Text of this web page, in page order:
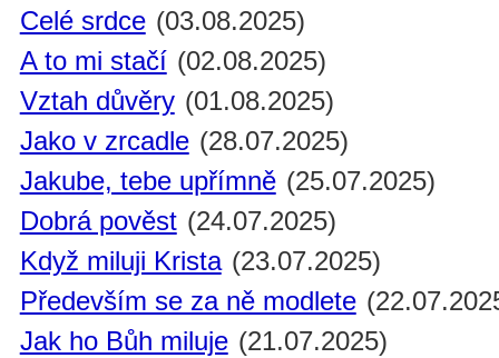
Celé srdce (03.08.2025)
A to mi stačí (02.08.2025)
Vztah důvěry (01.08.2025)
Jako v zrcadle (28.07.2025)
Jakube, tebe upřímně (25.07.2025)
Dobrá pověst (24.07.2025)
Když miluji Krista (23.07.2025)
Především se za ně modlete
Jak ho Bůh miluje (21.07.2025)